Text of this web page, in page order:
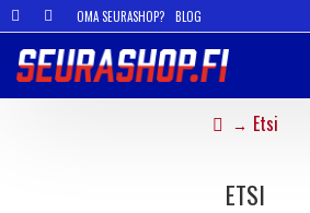
OMA SEURASHOP? BLOG
Etsi
ETSI